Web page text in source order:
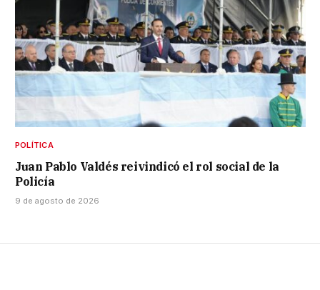
POLÍTICA
Juan Pablo Valdés reivindicó el rol social de la
Policía
9 de agosto de 2026